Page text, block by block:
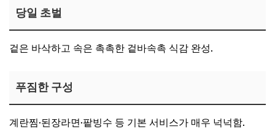
당일 초벌
겉은 바삭하고 속은 촉촉한 겉바속촉 식감 완성.
푸짐한 구성
계란찜·된장라면·팥빙수 등 기본 서비스가 매우 넉넉함.